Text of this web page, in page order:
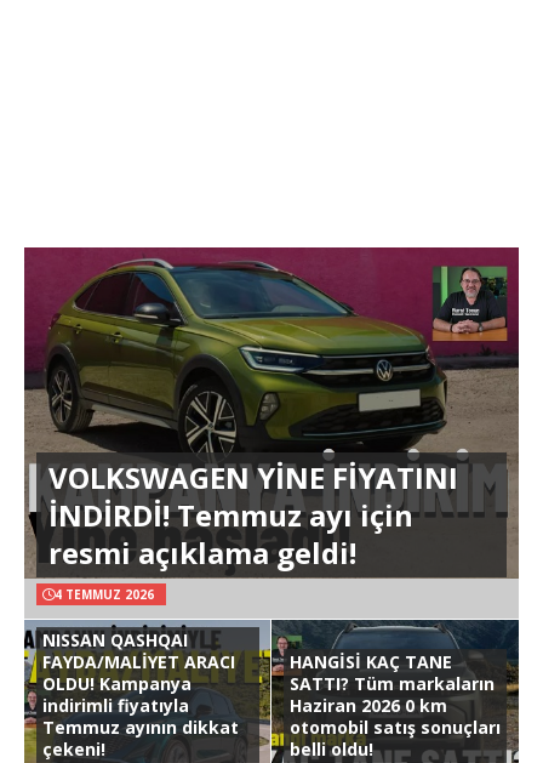
VOLKSWAGEN YİNE FİYATINI
İNDİRDİ! Temmuz ayı için
resmi açıklama geldi!
4 TEMMUZ 2026
NISSAN QASHQAI
FAYDA/MALİYET ARACI
OLDU! Kampanya
indirimli fiyatıyla
Temmuz ayının dikkat
çekeni!
HANGİSİ KAÇ TANE
SATTI? Tüm markaların
Haziran 2026 0 km
otomobil satış sonuçları
belli oldu!